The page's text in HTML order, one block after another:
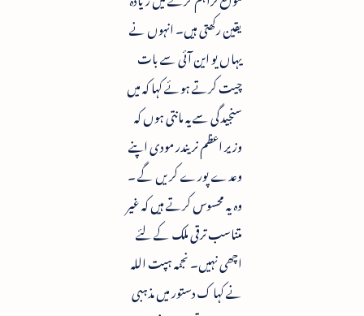
یقین رکھتی ہیں۔ انہوں نے
یہاں یو این آئی سے بات
چیت کرتے ہوئے کہا کہ میں
سنجیدگی سے یہ مانتی ہوں کہ
وزیر اعظم نریندر مودی اپنے
وعدے پورے کریں گے ۔
وہ یہ محسوس کرتے ہیں کہ غیر
متناسب ترقی ملک کے لئے
اچھی نہیں۔ نجمہ ہپت اللہ
نے کہا ک دستور میں مذہبی